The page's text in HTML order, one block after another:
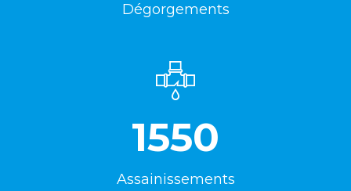
Dégorgements
1550
Assainissements